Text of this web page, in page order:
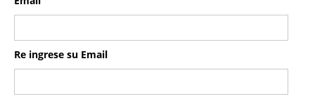
Re ingrese su Email